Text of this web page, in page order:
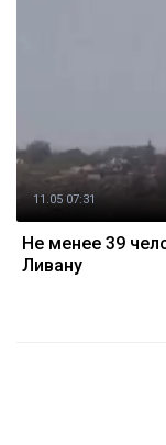
11.05 07:31
Не менее 39
Ливану